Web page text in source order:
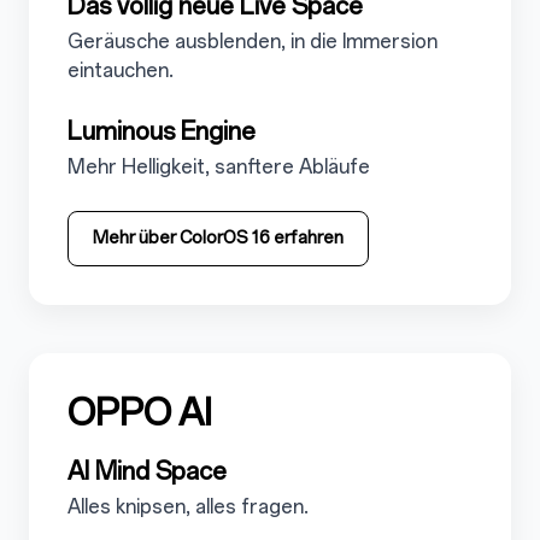
5.1.1.1
Geräusche ausblenden, in die Immersion
eintauchen.
5.1.2
Luminous Engine
5.1.2.1
Mehr Helligkeit, sanftere Abläufe
Mehr über ColorOS 16 erfahren
5.2
OPPO AI
5.2.1
AI Mind Space
5.2.1.1
Alles knipsen, alles fragen.